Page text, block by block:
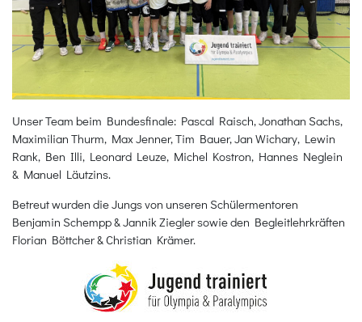
Unser Team beim Bundesfinale: Pascal Raisch, Jonathan Sachs,
Maximilian Thurm, Max Jenner, Tim Bauer, Jan Wichary, Lewin
Rank, Ben Illi, Leonard Leuze, Michel Kostron, Hannes Neglein
& Manuel Läutzins.
Betreut wurden die Jungs von unseren Schülermentoren
Benjamin Schempp & Jannik Ziegler sowie den Begleitlehrkräften
Florian Böttcher & Christian Krämer.